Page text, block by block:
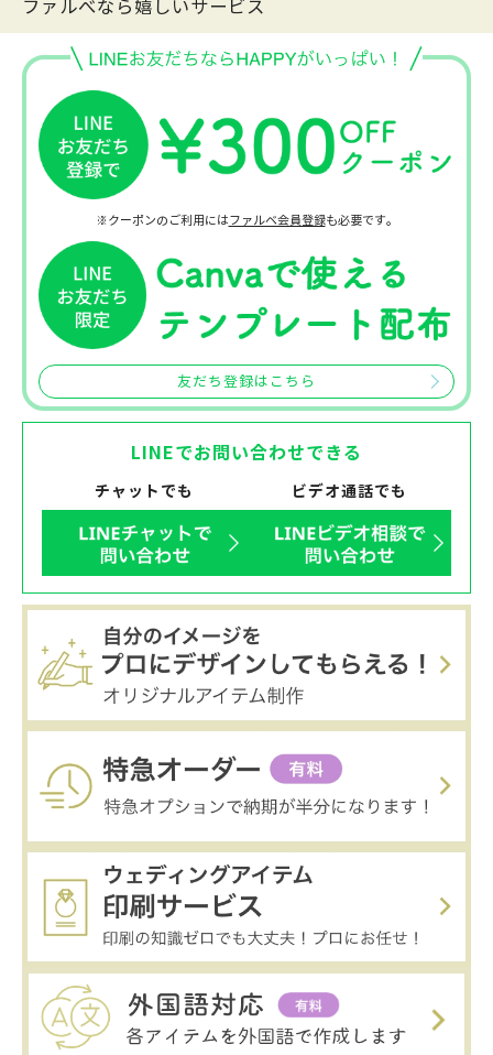
ファルべなら嬉しいサービス
※クーポンのご利用にはファルベ会員登録も必要です。
友だち登録はこちら
LINEでお問い合わせできる
チャットでも ビデオ通話でも